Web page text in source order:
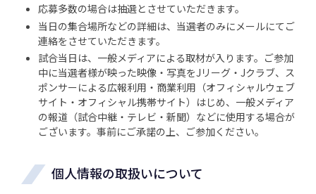
応募多数の場合は抽選とさせていただきます。
当日の集合場所などの詳細は、当選者のみにメールにてご
連絡をさせていただきます。
試合当日は、一般メディアによる取材が入ります。ご参加
中に当選者様が映った映像・写真をJリーグ・Jクラブ、ス
ポンサーによる広報利用・商業利用（オフィシャルウェブ
サイト・オフィシャル携帯サイト）はじめ、一般メディア
の報道（試合中継・テレビ・新聞）などに使用する場合が
ございます。事前にご承諾の上、ご参加ください。
個人情報の取扱いについて